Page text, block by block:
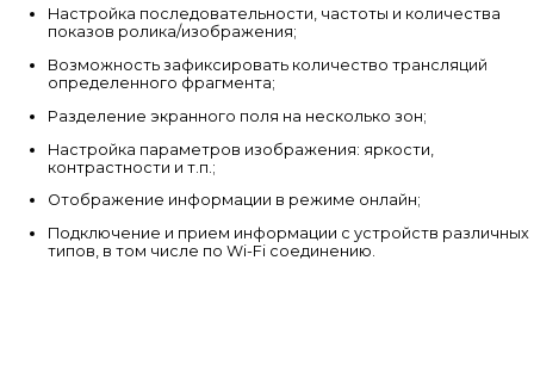
Настройка последовательности, частоты и количества
показов ролика/изображения;
Возможность зафиксировать количество трансляций
определенного фрагмента;
Разделение экранного поля на несколько зон;
Настройка параметров изображения: яркости,
контрастности и т.п.;
Отображение информации в режиме онлайн;
Подключение и прием информации с устройств различных
типов, в том числе по Wi-Fi соединению.